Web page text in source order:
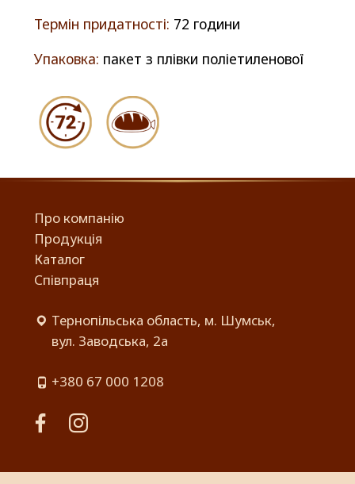
Термін придатності: 72 години
Упаковка: пакет з плівки поліетиленової
Про компанію
Продукція
Каталог
Співпраця
Тернопільська область, м. Шумськ,
вул. Заводська, 2а
+380 67 000 1208
facebookinstagram